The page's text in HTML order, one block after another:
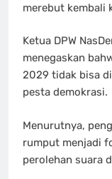
merebut kembali
Ketua DPW
menegaskan
2029 tidak bisa
pesta demokrasi.
Menurutnya,
rumput menjadi
perolehan suara